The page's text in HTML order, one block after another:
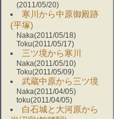
(2011/05/20)
寒川から中原御殿跡
(平塚)
Naka(2011/05/18)
Toku(2011/05/17)
三ツ境から寒川
Naka(2011/05/10)
Toku(2011/05/09)
武蔵中原から三ツ境
Naka(2011/04/05)
toku(2011/04/05)
白石城と大河原から